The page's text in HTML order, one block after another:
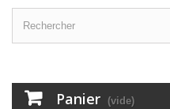
Panier (vide)